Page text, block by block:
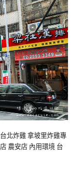
北炸雞 拿坡里炸雞專
農安店 內用環境 台